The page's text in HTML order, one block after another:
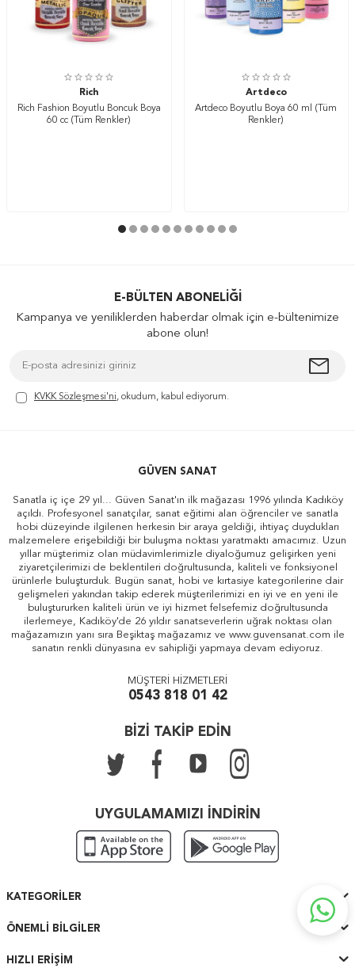
Rich
Rich Fashion Boyutlu Boncuk Boya
60 cc (Tüm Renkler)
Artdeco
Artdeco Boyutlu Boya 60 ml (Tüm
Renkler)
E-BÜLTEN ABONELIĞI
Kampanya ve yeniliklerden haberdar olmak için e-bültenimize
abone olun!
KVKK Sözleşmesi'ni, okudum, kabul ediyorum.
GÜVEN SANAT
Sanatla iç içe 29 yıl... Güven Sanat'ın ilk mağazası 1996 yılında Kadıköy
açıldı. Profesyonel sanatçılar, sanat eğitimi alan öğrenciler ve sanatla
hobi düzeyinde ilgilenen herkesin bir araya geldiği, ihtiyaç duydukları
malzemelere erişebildiği bir buluşma noktası yaratmaktı amacımız. Uzun
yıllar müşterimiz olan müdavimlerimizle diyaloğumuz gelişirken yeni
ziyaretçilerimizi de beklentileri doğrultusunda, kaliteli ve fonksiyonel
ürünlerle buluşturduk. Bugün sanat, hobi ve kırtasiye kategorilerine dair
gelişmeleri yakından takip ederek müşterilerimizi en iyi ve en yeni ile
buluştururken kaliteli ürün ve iyi hizmet felsefemiz doğrultusunda
ilerlemeye, Kadıköy'de 26 yıldır sanatseverlerin uğrak noktası olan
mağazamızın yanı sıra Beşiktaş mağazamız ve www.guvensanat.com ile
sanatın renkli dünyasına ev sahipliği yapmaya devam ediyoruz.
MÜŞTERİ HİZMETLERİ
0543 818 01 42
BİZİ TAKİP EDİN
UYGULAMAMIZI İNDİRİN
KATEGORILER
ÖNEMLI BILGILER
HIZLI ERIŞIM